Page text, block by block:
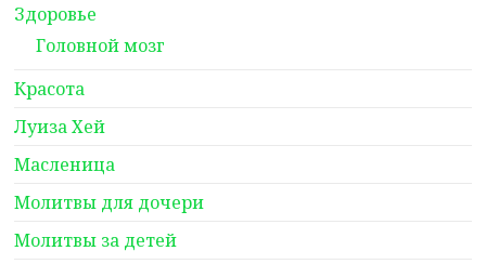
Здоровье
Головной мозг
Красота
Луиза Хей
Масленица
Молитвы для дочери
Молитвы за детей